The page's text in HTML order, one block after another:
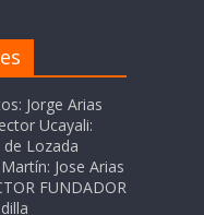
Jorge Arias
Ucayali:
Lozada
Jose Arias
FUNDADOR